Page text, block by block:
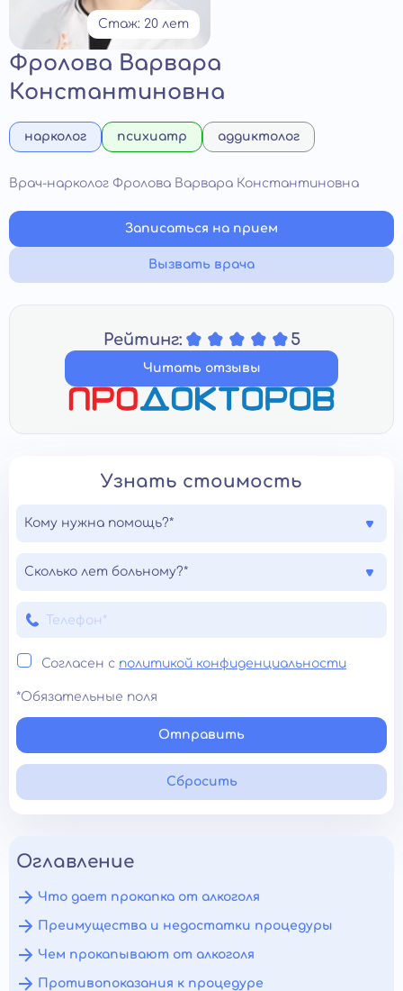
Стаж: 20 лет
Фролова Варвара
Константиновна
нарколог психиатр аддиктолог
Врач-нарколог Фролова Варвара Константиновна
Записаться на прием
Вызвать врача
Рейтинг: 5
Читать отзывы
Узнать стоимость
Кому нужна помощь?*
Сколько лет больному?*
Согласен с политикой конфиденциальности
*Обязательные поля
Отправить
Сбросить
Оглавление
Что дает прокапка от алкоголя
Преимущества и недостатки процедуры
Чем прокапывают от алкоголя
Противопоказания к процедуре